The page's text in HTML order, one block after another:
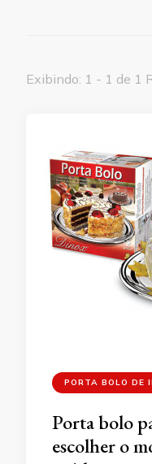
Exibindo: 1 - 1 de 1
PORTA BOLO DE
Porta bolo
escolher o